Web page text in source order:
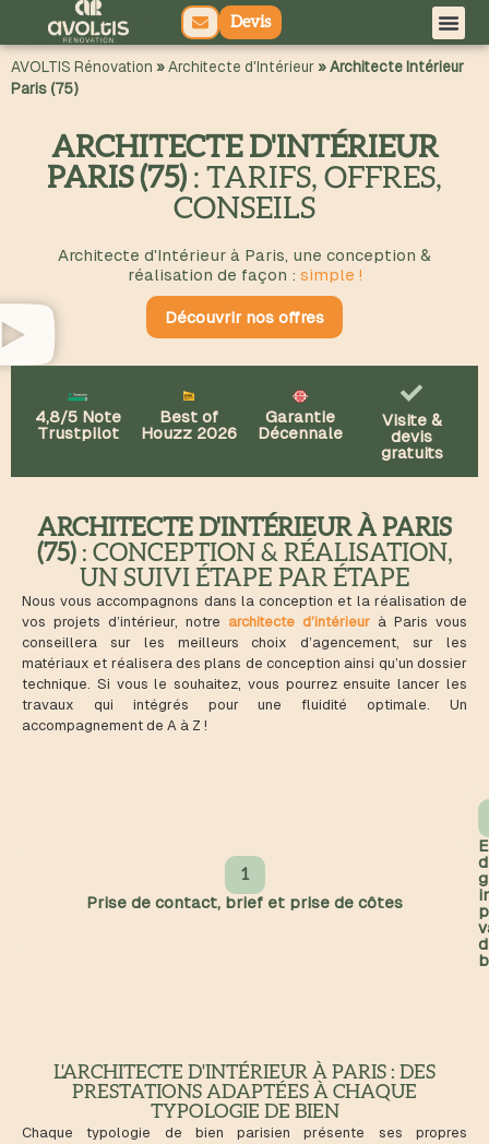
principal
Devis
AVOLTIS Rénovation »Architecte d'Intérieur»Architecte Intérieur
Paris (75)
ARCHITECTE D'INTÉRIEUR
PARIS (75) : TARIFS, OFFRES,
CONSEILS
Architecte d'Intérieur à Paris, une conception &
réalisation de façon : simple !
Découvrir nos offres
4,8/5 Note
Trustpilot
Best of
Houzz 2026
Garantie
Décennale
Visite &
devis
gratuits
ARCHITECTE D'INTÉRIEUR À PARIS
(75): CONCEPTION & RÉALISATION,
UN SUIVI ÉTAPE PAR ÉTAPE
Nous vous accompagnons dans la conception et la réalisation de
vos projets d’intérieur, notre architecte d’intérieur à Paris vous
conseillera sur les meilleurs choix d’agencement, sur les
matériaux et réalisera des plans de conception ainsi qu’un dossier
technique. Si vous le souhaitez, vous pourrez ensuite lancer les
travaux qui intégrés pour une fluidité optimale. Un
accompagnement de A à Z !
1
Prise de contact, brief et prise de côtes
L'ARCHITECTE D'INTÉRIEUR À PARIS : DES
PRESTATIONS ADAPTÉES À CHAQUE
TYPOLOGIE DE BIEN
Chaque typologie de bien parisien présente ses propres